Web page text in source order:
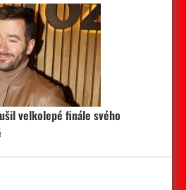
velkolepé finále svého